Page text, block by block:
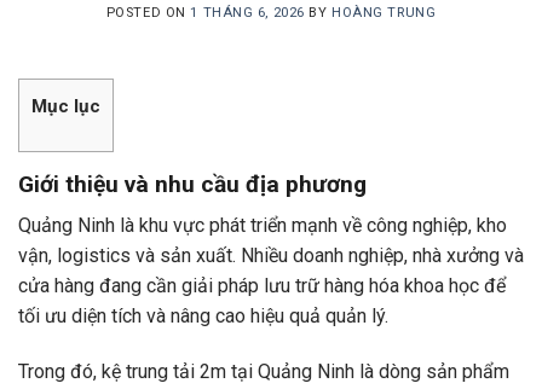
POSTED ON1 THÁNG 6, 2026 BY HOÀNG TRUNG
Mục lục
Giới thiệu và nhu cầu địa phương
Quảng Ninh là khu vực phát triển mạnh về công nghiệp, kho
vận, logistics và sản xuất. Nhiều doanh nghiệp, nhà xưởng và
cửa hàng đang cần giải pháp lưu trữ hàng hóa khoa học để
tối ưu diện tích và nâng cao hiệu quả quản lý.
Trong đó, kệ trung tải 2m tại Quảng Ninh là dòng sản phẩm